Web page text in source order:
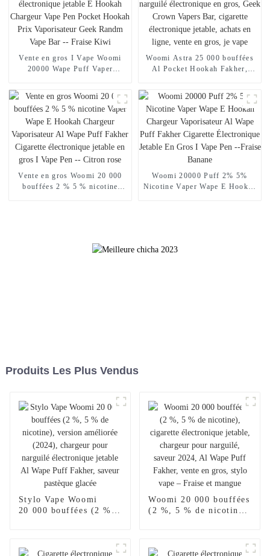
Mangue Pêche Pastèque
Vente en gros I Vape Woomi
20000 Wape Puff Vaper
Pocket Hookah Prix
Vaporisateur Geek Randm Vape
Bar -- Fraise Kiwi
Woomi Astra 25 000 bouffées
Al Pocket Hookah Fakher,
Crown Vapers Bar, cigarette
électronique jetable, achats en
ligne, vente en gros, je vape
Vente en gros Woomi 20 000
bouffées 2 % 5 % nicotine
Woomi 20000 Puff 2% 5%
Nicotine Vaper Wape E Hookah
Produits Les Plus Vendus
Stylo Vape Woomi
20 000 bouffées (2 %,
narguilé électronique
Woomi 20 000 bouffées
(2 %, 5 % de nicotine),
Al Wape Puff Fakher,